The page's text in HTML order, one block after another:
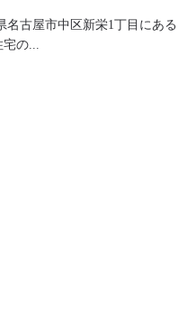
名古屋市中区新栄1丁目にある
の...